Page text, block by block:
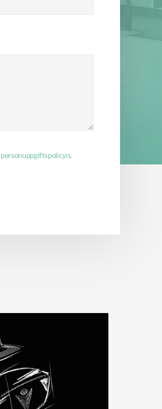
personuppgiftspolicyn.